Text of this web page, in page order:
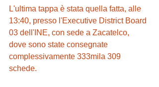
L'ultima tappa è stata quella fatta, alle
13:40, presso l'Executive District Board
03 dell'INE, con sede a Zacatelco,
dove sono state consegnate
complessivamente 333mila 309
schede.